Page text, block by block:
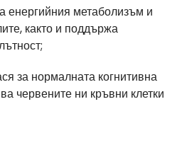
енергийния метаболизъм и
както и поддържа
за нормалната когнитивна
червените ни кръвни клетки